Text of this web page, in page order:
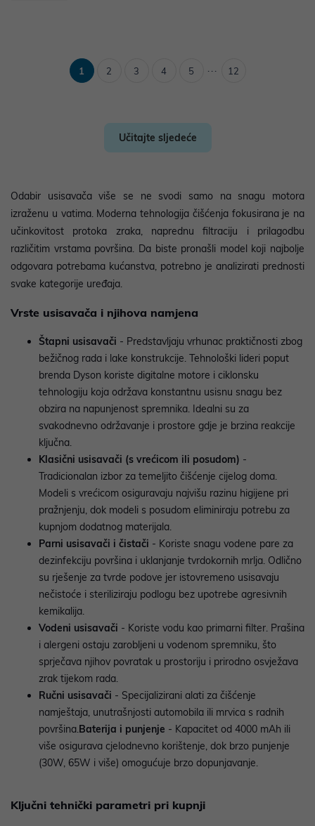
1 2 3 4 5 ... 12
Učitajte sljedeće
Odabir usisavača više se ne svodi samo na snagu motora
izraženu u vatima. Moderna tehnologija čišćenja fokusirana je na
učinkovitost protoka zraka, naprednu filtraciju i prilagodbu
različitim vrstama površina. Da biste pronašli model koji najbolje
odgovara potrebama kućanstva, potrebno je analizirati prednosti
svake kategorije uređaja.
Vrste usisavača i njihova namjena
Štapni usisavači - Predstavljaju vrhunac praktičnosti zbog
bežičnog rada i lake konstrukcije. Tehnološki lideri poput
brenda Dyson koriste digitalne motore i ciklonsku
tehnologiju koja održava konstantnu usisnu snagu bez
obzira na napunjenost spremnika. Idealni su za
svakodnevno održavanje i prostore gdje je brzina reakcije
ključna.
Klasični usisavači (s vrećicom ili posudom) -
Tradicionalan izbor za temeljito čišćenje cijelog doma.
Modeli s vrećicom osiguravaju najvišu razinu higijene pri
pražnjenju, dok modeli s posudom eliminiraju potrebu za
kupnjom dodatnog materijala.
Parni usisavači i čistači - Koriste snagu vodene pare za
dezinfekciju površina i uklanjanje tvrdokornih mrlja. Odlično
su rješenje za tvrde podove jer istovremeno usisavaju
nečistoće i steriliziraju podlogu bez upotrebe agresivnih
kemikalija.
Vodeni usisavači - Koriste vodu kao primarni filter. Prašina
i alergeni ostaju zarobljeni u vodenom spremniku, što
sprječava njihov povratak u prostoriju i prirodno osvježava
zrak tijekom rada.
Ručni usisavači - Specijalizirani alati za čišćenje
namještaja, unutrašnjosti automobila ili mrvica s radnih
površina.Baterija i punjenje - Kapacitet od 4000 mAh ili
više osigurava cjelodnevno korištenje, dok brzo punjenje
(30W, 65W i više) omogućuje brzo dopunjavanje.
Ključni tehnički parametri pri kupnji